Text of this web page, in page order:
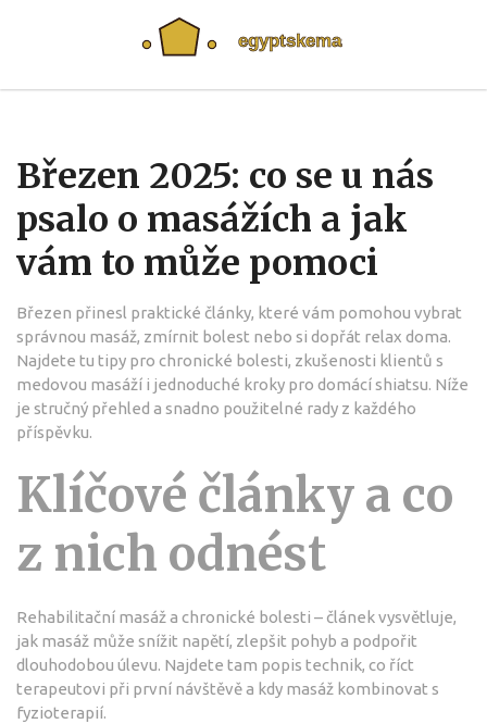
Březen 2025: co se u nás
psalo o masážích a jak
vám to může pomoci
Březen přinesl praktické články, které vám pomohou vybrat
správnou masáž, zmírnit bolest nebo si dopřát relax doma.
Najdete tu tipy pro chronické bolesti, zkušenosti klientů s
medovou masáží i jednoduché kroky pro domácí shiatsu. Níže
je stručný přehled a snadno použitelné rady z každého
příspěvku.
Klíčové články a co
z nich odnést
Rehabilitační masáž a chronické bolesti – článek vysvětluje,
jak masáž může snížit napětí, zlepšit pohyb a podpořit
dlouhodobou úlevu. Najdete tam popis technik, co říct
terapeutovi při první návštěvě a kdy masáž kombinovat s
fyzioterapií.